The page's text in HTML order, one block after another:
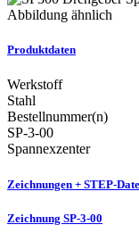
Abbildung ähnlich
Produktdaten
Werkstoff
Stahl
Bestellnummer(n)
SP-3-00
Spannexzenter
Zeichnungen + STEP-
Zeichnung SP-3-00